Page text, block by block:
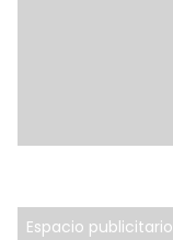
Espacio publicitario